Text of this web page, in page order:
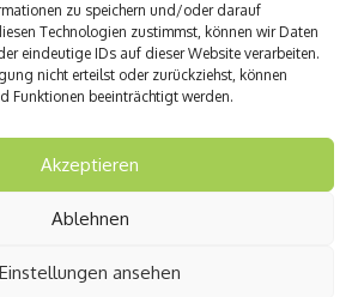
zu speichern und/oder darauf
Technologien zustimmst, können wir Daten
eindeutige IDs auf dieser Website verarbeiten.
nicht erteilst oder zurückziehst, können
Funktionen beeinträchtigt werden.
Akzeptieren
Ablehnen
Einstellungen ansehen
Entzündung der Nebenhöhlen: Symptome
und verschiedene Formen
Welches Ashwagandha sollte ich kaufen?